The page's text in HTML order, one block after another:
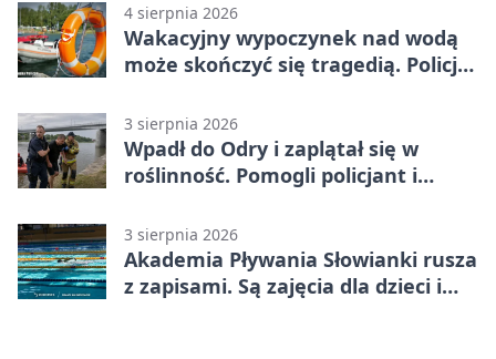
4 sierpnia 2026
Wakacyjny wypoczynek nad wodą
może skończyć się tragedią. Policja
3 sierpnia 2026
Wpadł do Odry i zaplątał się w
roślinność. Pomogli policjant i
3 sierpnia 2026
Akademia Pływania Słowianki rusza
z zapisami. Są zajęcia dla dzieci i